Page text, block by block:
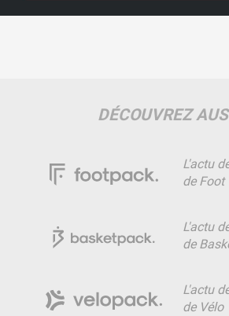
DÉCOUVREZ
L'actu
de Foot
L'actu
de
L'actu
de Vélo